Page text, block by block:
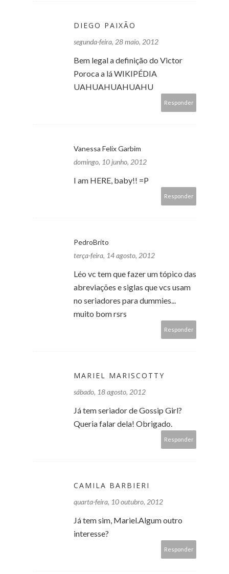
DIEGO PAIXÃO
segunda-feira, 28 maio, 2012
Bem legal a definição do Victor
Poroca a lá WIKIPÉDIA
UAHUAHUAHUAHU
Responder
Vanessa Felix Garbim
domingo, 10 junho, 2012
I am HERE, baby!! =P
Responder
PedroBrito
terça-feira, 14 agosto, 2012
Léo vc tem que fazer um tópico das
abreviações e siglas que vcs usam
no seriadores para dummies...
muito bom rsrs
Responder
MARIEL MARISCOTTY
sábado, 18 agosto, 2012
Já tem seriador de Gossip Girl?
Queria falar dela! Obrigado.
Responder
CAMILA BARBIERI
quarta-feira, 10 outubro, 2012
Já tem sim, Mariel.Algum outro
interesse?
Responder